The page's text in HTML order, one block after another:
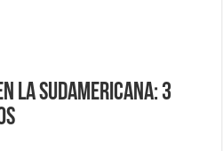
la Sudamericana: 3